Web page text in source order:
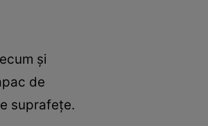
și
de
suprafețe.